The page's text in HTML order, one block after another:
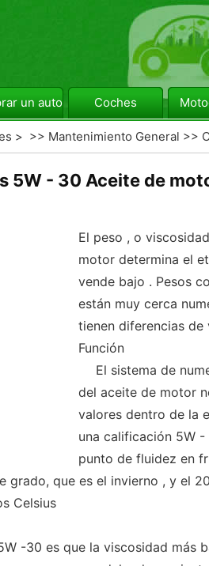
un automóvil Coches
> >> Mantenimiento General >>
5W - 30 Aceite de
El peso , o
motor determina el
vende bajo . Pesos
están muy cerca
tienen diferencias
Función
El sistema de
del aceite de motor
valores dentro de la
una calificación 5W
punto de fluidez en
grado, que es el invierno , y el
Celsius
-30 es que la viscosidad más